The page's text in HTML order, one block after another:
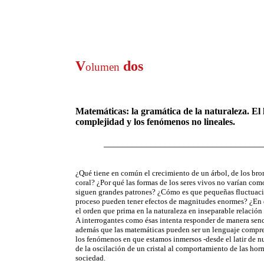
Volumen dos
Matemáticas: la gramática de la naturaleza. El
complejidad y los fenómenos no lineales.
¿Qué tiene en común el crecimiento de un árbol, de los
coral? ¿Por qué las formas de los seres vivos no varían
siguen grandes patrones? ¿Cómo es que pequeñas
proceso pueden tener efectos de magnitudes enormes?
el orden que prima en la naturaleza en inseparable
A interrogantes como ésas intenta responder de manera
además que las matemáticas pueden ser un lenguaje
los fenómenos en que estamos inmersos -desde el latir de
de la oscilación de un cristal al comportamiento de las
sociedad.